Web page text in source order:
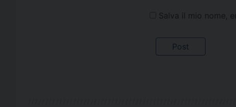
Salva il mio nome,